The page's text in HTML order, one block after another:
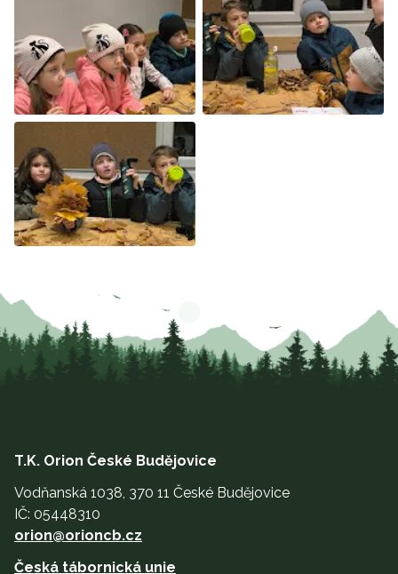
T.K. Orion České Budějovice
Vodňanská 1038, 370 11 České Budějovice
IČ: 05448310
orion@orioncb.cz
Česká tábornická unie